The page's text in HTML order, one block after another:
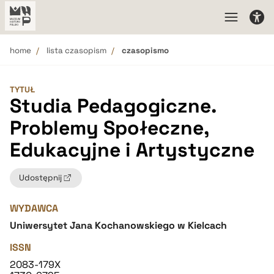
home lista czasopism czasopismo
TYTUŁ
Studia Pedagogiczne.
Problemy Społeczne,
Edukacyjne i Artystyczne
Udostępnij
WYDAWCA
Uniwersytet Jana Kochanowskiego w Kielcach
ISSN
2083-179X